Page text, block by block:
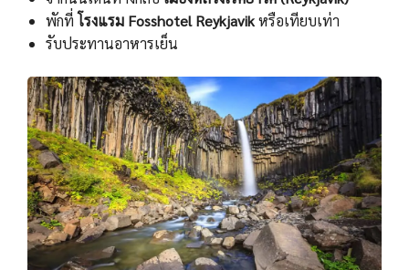
พักที่ โรงแรม Fosshotel Reykjavikหรือเทียบเท่า
รับประทานอาหารเย็น